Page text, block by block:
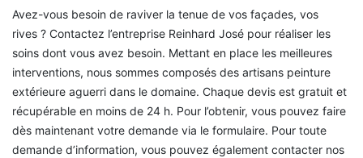
Avez-vous besoin de raviver la tenue de vos façades, vos
rives ? Contactez l’entreprise Reinhard José pour réaliser les
soins dont vous avez besoin. Mettant en place les meilleures
interventions, nous sommes composés des artisans peinture
extérieure aguerri dans le domaine. Chaque devis est gratuit et
récupérable en moins de 24 h. Pour l’obtenir, vous pouvez faire
dès maintenant votre demande via le formulaire. Pour toute
demande d’information, vous pouvez également contacter nos